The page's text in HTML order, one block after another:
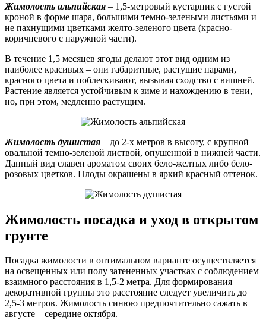
Жимолость альпийская – 1,5-метровый кустарник с густой
кроной в форме шара, большими темно-зелеными листьями и
не пахнущими цветками желто-зеленого цвета (красно-
коричневого с наружной части).
В течение 1,5 месяцев ягоды делают этот вид одним из
наиболее красивых – они габаритные, растущие парами,
красного цвета и поблескивают, вызывая сходство с вишней.
Растение является устойчивым к зиме и нахождению в тени,
но, при этом, медленно растущим.
Жимолость душистая – до 2-х метров в высоту, с крупной
овальной темно-зеленой листвой, опушенной в нижней части.
Данный вид славен ароматом своих бело-желтых либо бело-
розовых цветков. Плоды окрашены в яркий красный оттенок.
Жимолость посадка и уход в открытом
грунте
Посадка жимолости в оптимальном варианте осуществляется
на освещенных или полу затененных участках с соблюдением
взаимного расстояния в 1,5-2 метра. Для формирования
декоративной группы это расстояние следует увеличить до
2,5-3 метров. Жимолость синюю предпочтительно сажать в
августе – середине октября.